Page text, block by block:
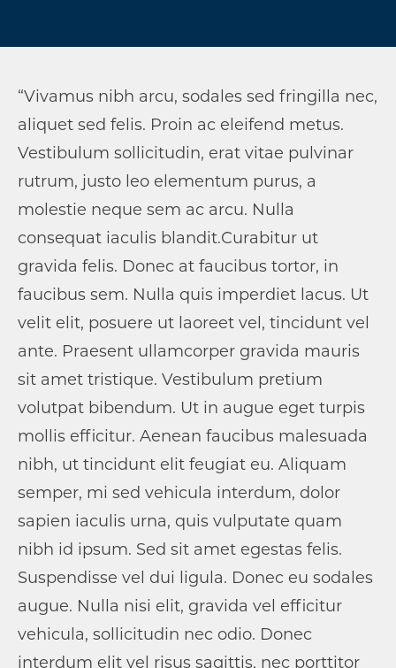
“Vivamus nibh arcu, sodales sed fringilla nec,
aliquet sed felis. Proin ac eleifend metus.
Vestibulum sollicitudin, erat vitae pulvinar
rutrum, justo leo elementum purus, a
molestie neque sem ac arcu. Nulla
consequat iaculis blandit.Curabitur ut
gravida felis. Donec at faucibus tortor, in
faucibus sem. Nulla quis imperdiet lacus. Ut
velit elit, posuere ut laoreet vel, tincidunt vel
ante. Praesent ullamcorper gravida mauris
sit amet tristique. Vestibulum pretium
volutpat bibendum. Ut in augue eget turpis
mollis efficitur. Aenean faucibus malesuada
nibh, ut tincidunt elit feugiat eu. Aliquam
semper, mi sed vehicula interdum, dolor
sapien iaculis urna, quis vulputate quam
nibh id ipsum. Sed sit amet egestas felis.
Suspendisse vel dui ligula. Donec eu sodales
augue. Nulla nisi elit, gravida vel efficitur
vehicula, sollicitudin nec odio. Donec
interdum elit vel risus sagittis, nec porttitor